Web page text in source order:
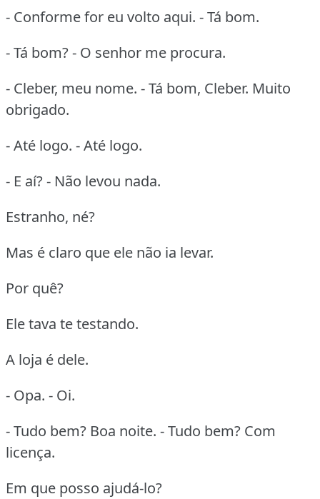
- Conforme for eu volto aqui. - Tá bom.
- Tá bom? - O senhor me procura.
- Cleber, meu nome. - Tá bom, Cleber. Muito
obrigado.
- Até logo. - Até logo.
- E aí? - Não levou nada.
Estranho, né?
Mas é claro que ele não ia levar.
Por quê?
Ele tava te testando.
A loja é dele.
- Opa. - Oi.
- Tudo bem? Boa noite. - Tudo bem? Com
licença.
Em que posso ajudá-lo?